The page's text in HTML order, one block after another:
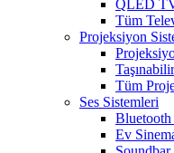
QLED
Tüm
Projeksiyon
Tüm
Ses Sistemleri
Ev